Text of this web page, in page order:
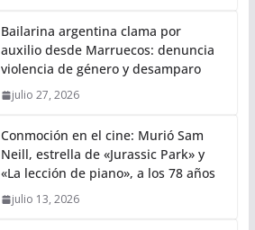
Bailarina argentina clama por
auxilio desde Marruecos: denuncia
violencia de género y desamparo
julio 27, 2026
Conmoción en el cine: Murió Sam
Neill, estrella de «Jurassic Park» y
«La lección de piano», a los 78 años
julio 13, 2026